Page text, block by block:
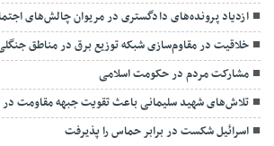
ازدیاد پرونده‌های دادگستری در مریوان چالش‌های
خلاقیت در مقاوم‌سازی شبکه توزیع برق در مناطق
مشارکت مردم در حکومت اسلامی
تلاش‌های شهید سلیمانی باعث تقویت جبهه مقاومت در
اسرائیل شکست در برابر حماس را پذیرفت